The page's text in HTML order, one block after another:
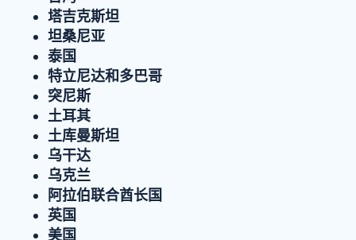
塔吉克斯坦
坦桑尼亚
泰国
特立尼达和多巴哥
突尼斯
土耳其
土库曼斯坦
乌干达
乌克兰
阿拉伯联合酋长国
英国
美国